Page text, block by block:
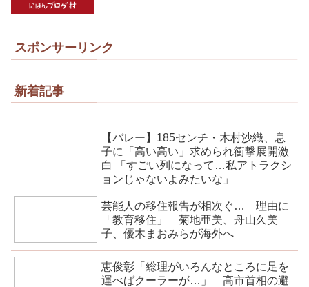
スポンサーリンク
新着記事
【バレー】185センチ・木村沙織、息
子に「高い高い」求められ衝撃展開激
白 「すごい列になって…私アトラクシ
ョンじゃないよみたいな」
芸能人の移住報告が相次ぐ… 理由に
「教育移住」 菊地亜美、舟山久美
子、優木まおみらが海外へ
恵俊彰「総理がいろんなところに足を
運べばクーラーが…」 高市首相の避